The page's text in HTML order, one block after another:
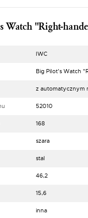
Watch "Right-
IWC
Big Pilot’s Watch
z automatycznym
52010
168
szara
stal
46,2
15,6
inna